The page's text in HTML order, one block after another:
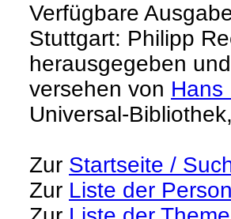
Verfügbare
Stuttgart: Philipp
herausgegeben
versehen von Hans
Universal-
Zur Startseite /
Zur Liste der